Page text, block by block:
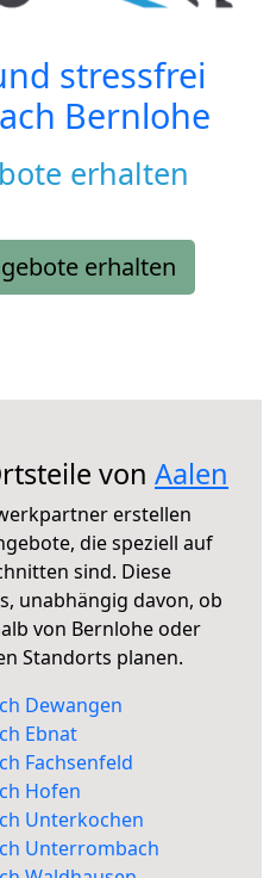
stressfrei
Bernlohe
erhalten
erhalten
von Aalen
erstellen
die speziell auf
sind. Diese
unabhängig davon, ob
von Bernlohe oder
Standorts planen.
Dewangen
Ebnat
Fachsenfeld
Hofen
Unterkochen
Unterrombach